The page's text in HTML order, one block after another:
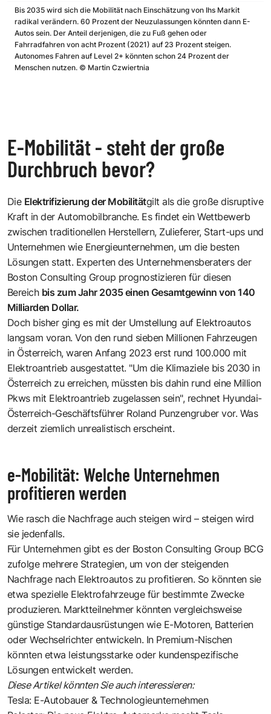
Bis 2035 wird sich die Mobilität nach Einschätzung von Ihs Markit
radikal verändern. 60 Prozent der Neuzulassungen könnten dann E-
Autos sein. Der Anteil derjenigen, die zu Fuß gehen oder
Fahrradfahren von acht Prozent (2021) auf 23 Prozent steigen.
Autonomes Fahren auf Level 2+ könnten schon 24 Prozent der
Menschen nutzen. © Martin Czwiertnia
E-Mobilität - steht der große
Durchbruch bevor?
Die Elektrifizierung der Mobilitätgilt als die große disruptive
Kraft in der Automobilbranche. Es findet ein Wettbewerb
zwischen traditionellen Herstellern, Zulieferer, Start-ups und
Unternehmen wie Energieunternehmen, um die besten
Lösungen statt. Experten des Unternehmensberaters der
Boston Consulting Group prognostizieren für diesen
Bereich bis zum Jahr 2035 einen Gesamtgewinn von 140
Milliarden Dollar.
Doch bisher ging es mit der Umstellung auf Elektroautos
langsam voran. Von den rund sieben Millionen Fahrzeugen
in Österreich, waren Anfang 2023 erst rund 100.000 mit
Elektroantrieb ausgestattet. "Um die Klimaziele bis 2030 in
Österreich zu erreichen, müssten bis dahin rund eine Million
Pkws mit Elektroantrieb zugelassen sein", rechnet Hyundai-
Österreich-Geschäftsführer Roland Punzengruber vor. Was
derzeit ziemlich unrealistisch erscheint.
e-Mobilität: Welche Unternehmen
profitieren werden
Wie rasch die Nachfrage auch steigen wird – steigen wird
sie jedenfalls.
Für Unternehmen gibt es der Boston Consulting Group BCG
zufolge mehrere Strategien, um von der steigenden
Nachfrage nach Elektroautos zu profitieren. So könnten sie
etwa spezielle Elektrofahrzeuge für bestimmte Zwecke
produzieren. Marktteilnehmer könnten vergleichsweise
günstige Standardausrüstungen wie E-Motoren, Batterien
oder Wechselrichter entwickeln. In Premium-Nischen
könnten etwa leistungsstarke oder kundenspezifische
Lösungen entwickelt werden.
Diese Artikel könnten Sie auch interessieren:
Tesla: E-Autobauer & Technologieunternehmen